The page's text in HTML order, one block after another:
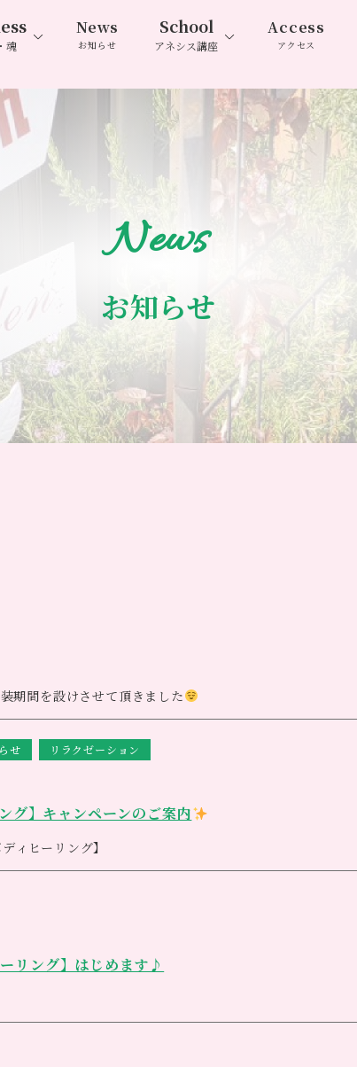
魂
News
お知らせ
School
アネシス講座
Access
アクセス
News
お知らせ
期間を設けさせて頂きました
とさせて頂きますがお店は通常営業です
解ご協力のほど宜しくお願い致します<m(__)m>
楽しみにしていて下さいね
せ リラクゼーション
グ】キャンペーンのご案内
ィヒーリング】
ーリング】はじめます♪
ューのご案内です
アーを組み合わせた極上のリラクゼーションです